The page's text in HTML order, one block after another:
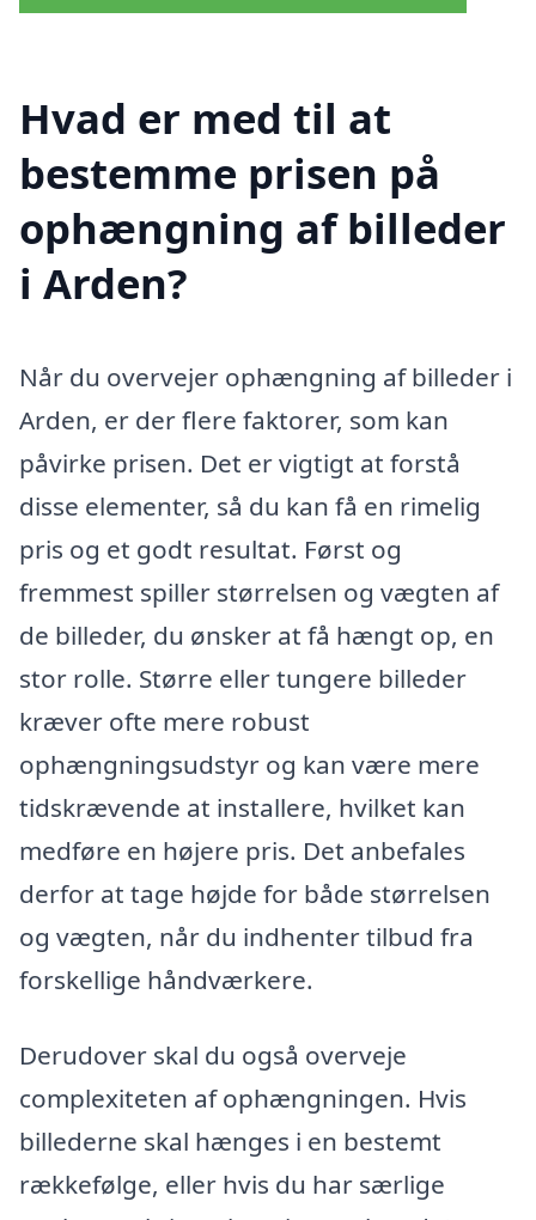
Hvad er med til at
bestemme prisen på
ophængning af billeder
i Arden?
Når du overvejer ophængning af billeder i
Arden, er der flere faktorer, som kan
påvirke prisen. Det er vigtigt at forstå
disse elementer, så du kan få en rimelig
pris og et godt resultat. Først og
fremmest spiller størrelsen og vægten af
de billeder, du ønsker at få hængt op, en
stor rolle. Større eller tungere billeder
kræver ofte mere robust
ophængningsudstyr og kan være mere
tidskrævende at installere, hvilket kan
medføre en højere pris. Det anbefales
derfor at tage højde for både størrelsen
og vægten, når du indhenter tilbud fra
forskellige håndværkere.
Derudover skal du også overveje
complexiteten af ophængningen. Hvis
billederne skal hænges i en bestemt
rækkefølge, eller hvis du har særlige